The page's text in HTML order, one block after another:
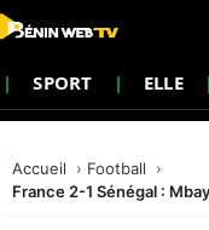
SPORT ELLE
Accueil
Football
France 2-1 Sénégal :